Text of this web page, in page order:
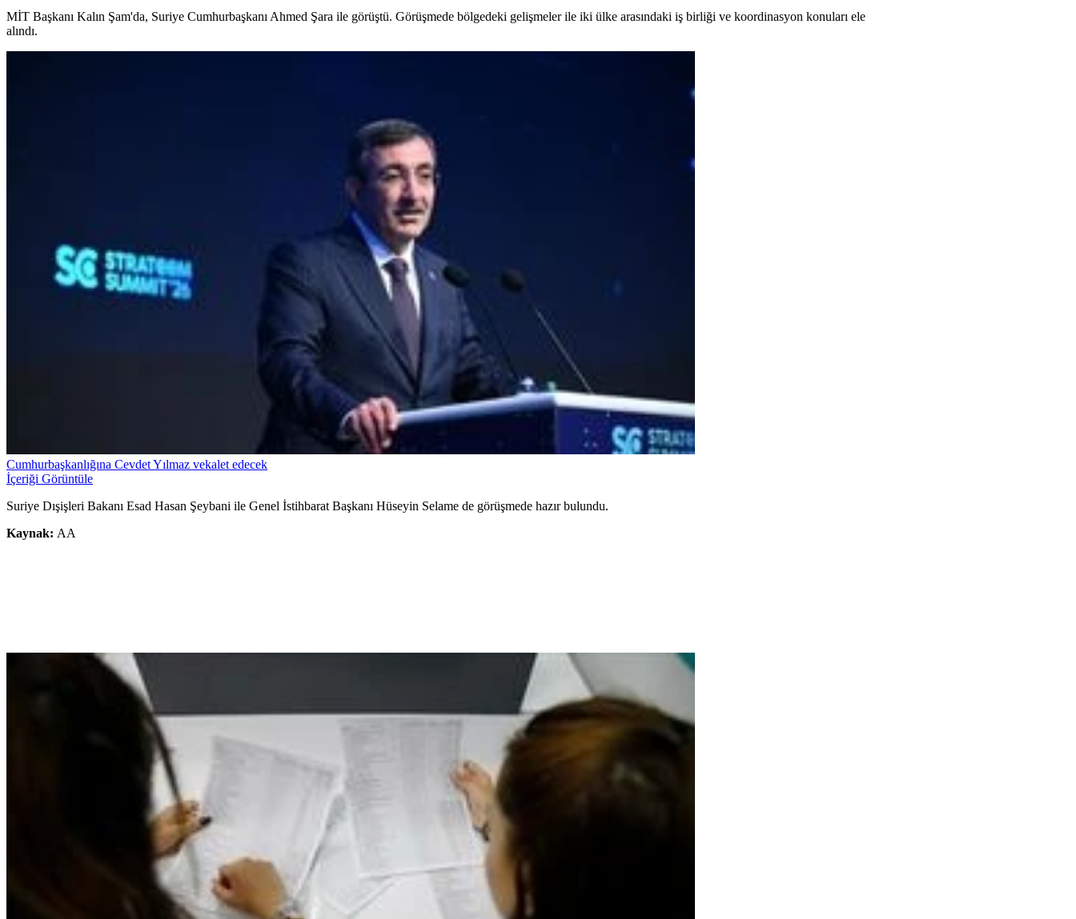
MİT Başkanı Kalın Şam'da, Suriye Cumhurbaşkanı Ahmed Şara ile görüştü. Görüşmede bölgedeki gelişmeler ile iki ülke arasındaki iş birliği ve koordinasyon konuları ele
alındı.
Cumhurbaşkanlığına Cevdet Yılmaz vekalet edecek
İçeriği Görüntüle
Suriye Dışişleri Bakanı Esad Hasan Şeybani ile Genel İstihbarat Başkanı Hüseyin Selame de görüşmede hazır bulundu.
Kaynak: AA